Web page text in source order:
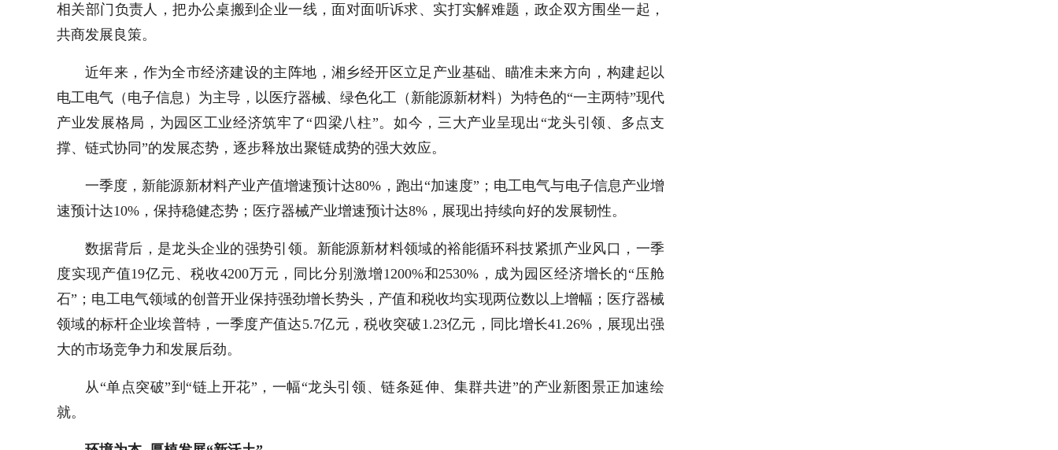
相关部门负责人，把办公桌搬到企业一线，面对面听诉求、实打实解难题，政企双方围坐一起，
共商发展良策。
近年来，作为全市经济建设的主阵地，湘乡经开区立足产业基础、瞄准未来方向，构建起以
电工电气（电子信息）为主导，以医疗器械、绿色化工（新能源新材料）为特色的“一主两特”现代
产业发展格局，为园区工业经济筑牢了“四梁八柱”。如今，三大产业呈现出“龙头引领、多点支
撑、链式协同”的发展态势，逐步释放出聚链成势的强大效应。
一季度，新能源新材料产业产值增速预计达80% ，跑出“加速度”；电工电气与电子信息产业增
速预计达10% ，保持稳健态势；医疗器械产业增速预计达8% ，展现出持续向好的发展韧性。
数据背后，是龙头企业的强势引领。新能源新材料领域的裕能循环科技紧抓产业风口，一季
度实现产值19亿元、税收4200万元，同比分别激增1200%和2530% ，成为园区经济增长的“压舱
石”；电工电气领域的创普开业保持强劲增长势头，产值和税收均实现两位数以上增幅；医疗器械
领域的标杆企业埃普特，一季度产值达5.7亿元，税收突破1.23亿元，同比增长41.26% ，展现出强
大的市场竞争力和发展后劲。
从“单点突破”到“链上开花” ，一幅“龙头引领、链条延伸、集群共进”的产业新图景正加速绘
就。